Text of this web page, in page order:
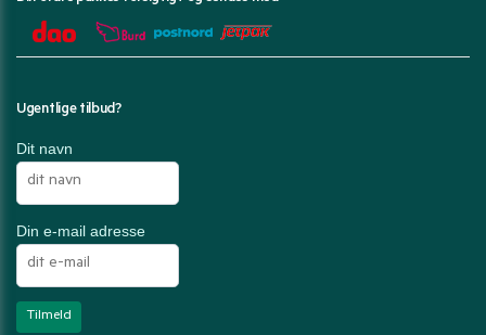
Ugentlige tilbud?
Dit navn
Din e-mail adresse